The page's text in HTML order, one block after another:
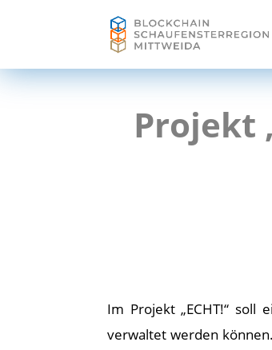
Projekt
Im Projekt „ECHT!“ soll
verwaltet werden